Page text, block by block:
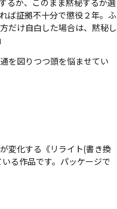
るか、このまま黙秘するか選
ば証拠不十分で懲役２年。ふ
だけ自白した場合は、黙秘し
を図りつつ頭を悩ませてい
変化する《リライト(書き換
る作品です。パッケージで